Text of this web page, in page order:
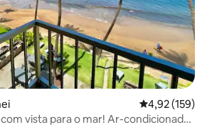
4,92 de uma
4,92 (159)
vista para o mar! Ar-condicionado,